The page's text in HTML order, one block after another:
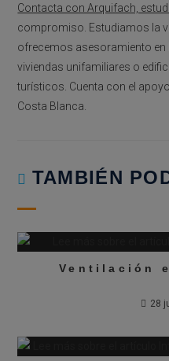
Contacta con Arquifach,
compromiso. Estudiamos la
ofrecemos asesoramiento en
viviendas unifamiliares o
turísticos. Cuenta con el
Costa Blanca.
TAMBIÉN
Ventilación
28